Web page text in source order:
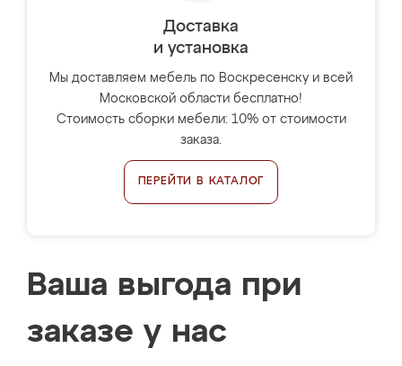
Доставка
и установка
Мы доставляем мебель по Воскресенску и всей
Московской области бесплатно!
Стоимость сборки мебели: 10% от стоимости
заказа.
ПЕРЕЙТИ В КАТАЛОГ
Ваша выгода при
заказе у нас